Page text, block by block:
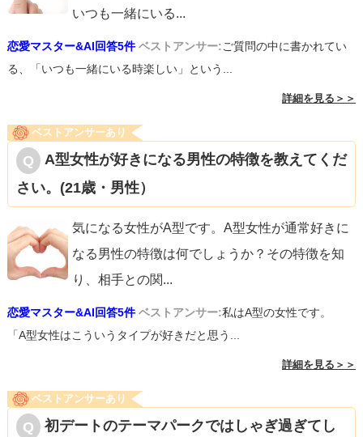
いつも一緒にいる...
恋愛マスター&AI回答5件 ベストアンサー:ご質問の中に書かれてい
る、「いつも一緒にいる時楽しい」という...
詳細を見る＞＞
ベストアンサーあり
A型女性が好きになる男性の特徴を教えてくだ
さい。(21歳・男性）
気になる女性がA型です。A型女性が通常好きに
なる男性の特徴は何でしょうか？その特徴を知
り、相手との関...
恋愛マスター&AI回答5件 ベストアンサー:私はA型の女性です。
「A型女性はこういうタイプが好きだと思う...
詳細を見る＞＞
ベストアンサーあり
初デートのテーマパークではしゃぎ過ぎてし